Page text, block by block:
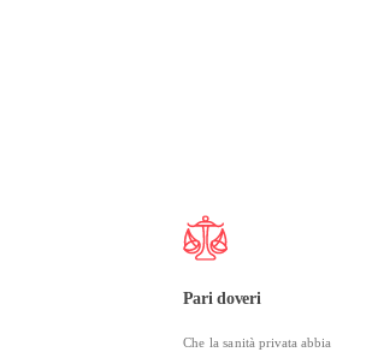
Pari doveri
Che la sanità privata abbia